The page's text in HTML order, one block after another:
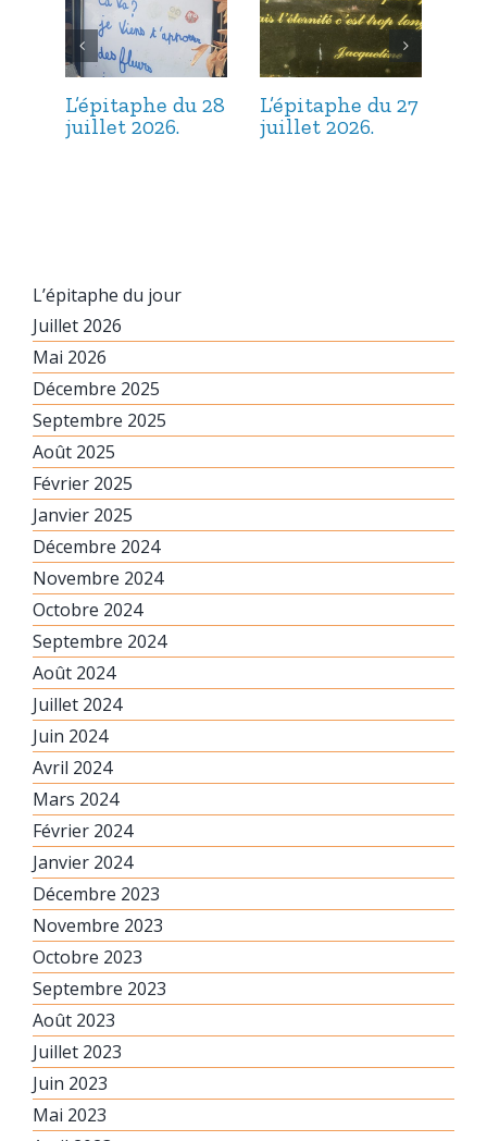
L’épitaphe du 28
juillet 2026.
L’épitaphe du 27
juillet 2026.
L’épitaphe du jour
Juillet 2026
Mai 2026
Décembre 2025
Septembre 2025
Août 2025
Février 2025
Janvier 2025
Décembre 2024
Novembre 2024
Octobre 2024
Septembre 2024
Août 2024
Juillet 2024
Juin 2024
Avril 2024
Mars 2024
Février 2024
Janvier 2024
Décembre 2023
Novembre 2023
Octobre 2023
Septembre 2023
Août 2023
Juillet 2023
Juin 2023
Mai 2023